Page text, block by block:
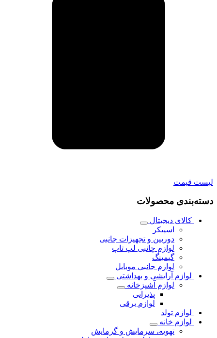
لیست قیمت
دسته‌بندی محصولات
کالای دیجیتال
اسپیکر
دوربین و تجهیزات جانبی
لوازم چانبی لپ تاپ
گیمینگ
لوازم جانبی موبایل
لوازم آرایشی و بهداشتی
لوازم آشپزخانه
پذیرایی
لوازم برقی
لوازم تولد
لوازم خانه
تهویه، سرمایش و گرمایش